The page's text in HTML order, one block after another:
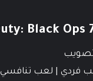
تصويب
فردي | لعب تنافسي